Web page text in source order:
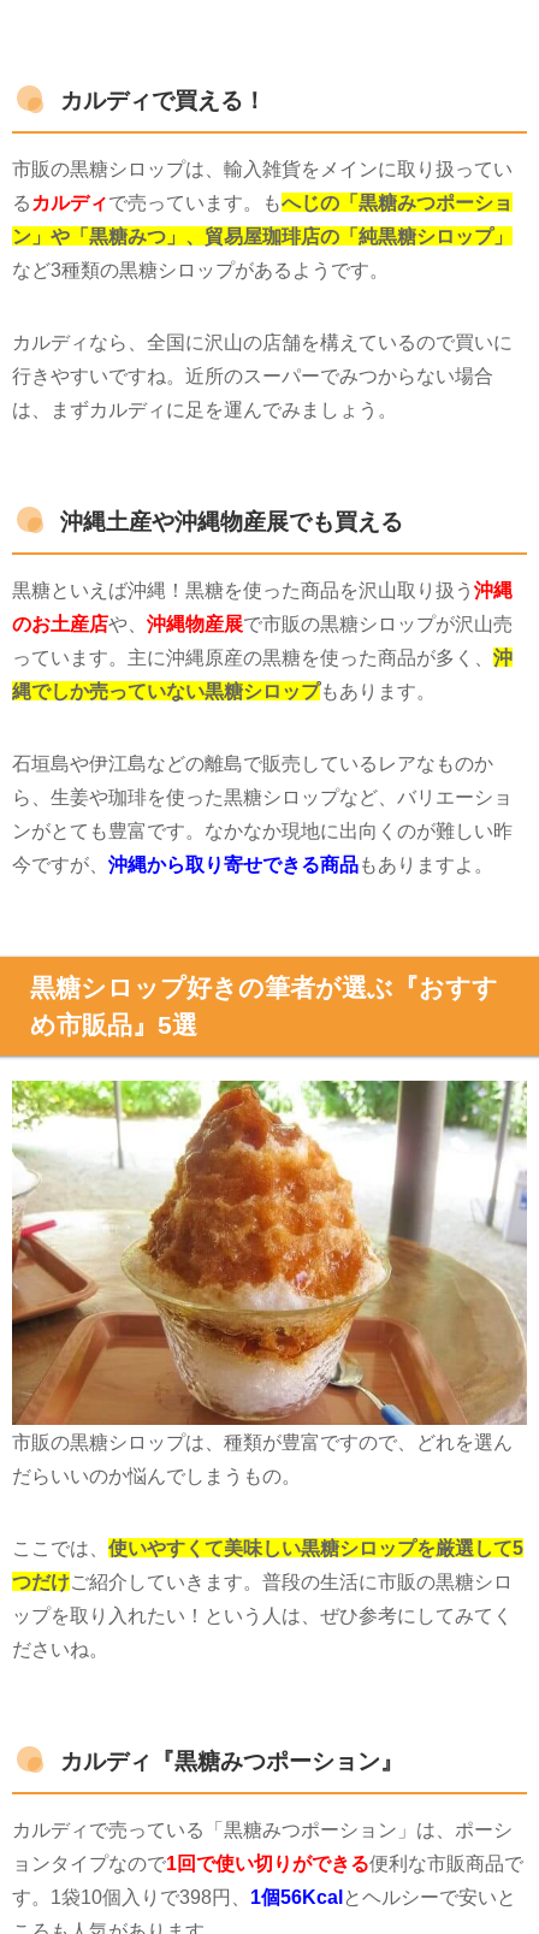
カルディで買える！
市販の黒糖シロップは、輸入雑貨をメインに取り扱ってい
る カルディで売っています。もへじの「黒糖みつポーショ
ン」や「黒糖みつ」、貿易屋珈琲店の「純黒糖シロップ」
など3種類の黒糖シロップがあるようです。
カルディなら、全国に沢山の店舗を構えているので買いに
行きやすいですね。近所のスーパーでみつからない場合
は、まずカルディに足を運んでみましょう。
沖縄土産や沖縄物産展でも買える
黒糖といえば沖縄！黒糖を使った商品を沢山取り扱う 沖縄
のお土産店や、 沖縄物産展で市販の黒糖シロップが沢山売
っています。主に沖縄原産の黒糖を使った商品が多く、 沖
縄でしか売っていない黒糖シロップもあります。
石垣島や伊江島などの離島で販売しているレアなものか
ら、生姜や珈琲を使った黒糖シロップなど、バリエーショ
ンがとても豊富です。なかなか現地に出向くのが難しい昨
今ですが、 沖縄から取り寄せできる商品もありますよ。
黒糖シロップ好きの筆者が選ぶ『おすす
め市販品』5選
市販の黒糖シロップは、種類が豊富ですので、どれを選ん
だらいいのか悩んでしまうもの。
ここでは、 使いやすくて美味しい黒糖シロップを厳選して5
つだけ ご紹介していきます。普段の生活に市販の黒糖シロ
ップを取り入れたい！という人は、ぜひ参考にしてみてく
ださいね。
カルディ『黒糖みつポーション』
カルディで売っている「黒糖みつポーション」は、ポーシ
ョンタイプなので1回で使い切りができる便利な市販商品で
す。 1 袋10個入りで398円、 1個56Kcal とヘルシーで安いと